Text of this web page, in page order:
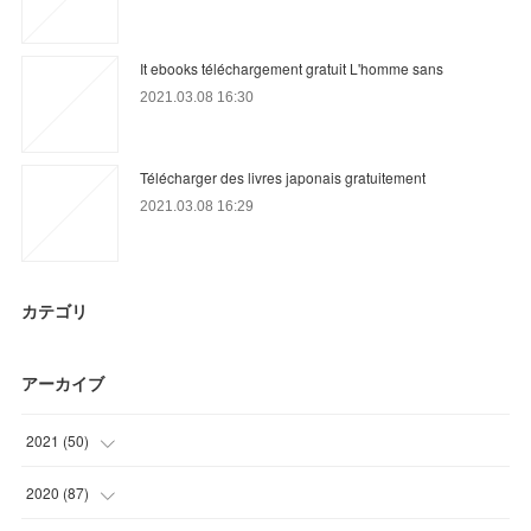
It ebooks téléchargement gratuit L'homme sans
2021.03.08 16:30
Télécharger des livres japonais gratuitement
2021.03.08 16:29
カテゴリ
アーカイブ
2021 (50)
(11 )
2020 (87)